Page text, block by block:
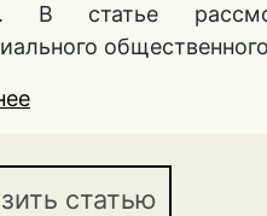
В статье
статью